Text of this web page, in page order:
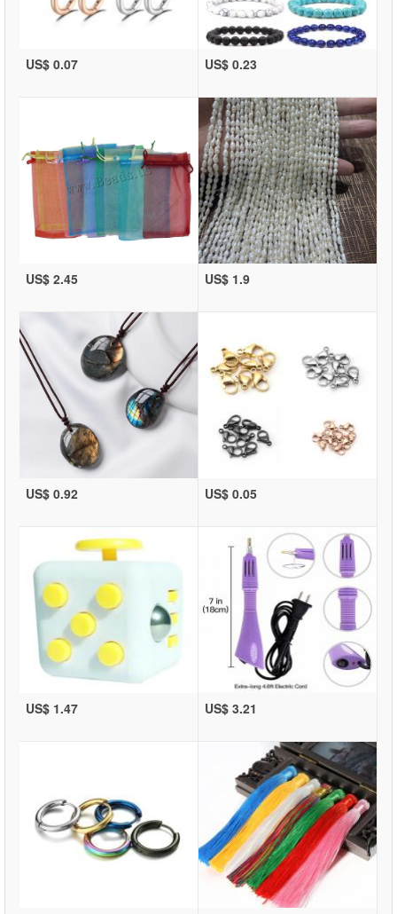
US$ 0.07 US$ 0.23
US$ 2.45 US$ 1.9
US$ 0.92 US$ 0.05
US$ 1.47 US$ 3.21